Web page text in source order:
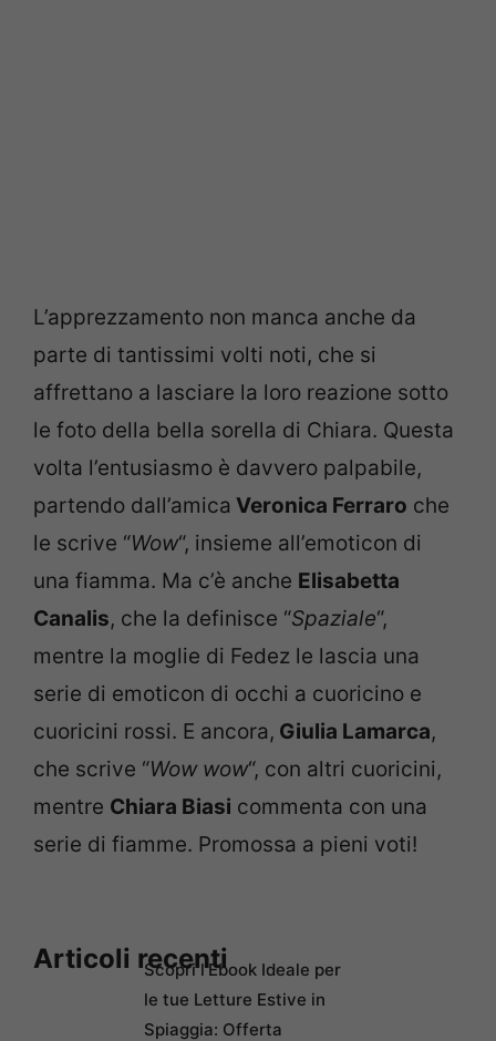
L’apprezzamento non manca anche da
parte di tantissimi volti noti, che si
affrettano a lasciare la loro reazione sotto
le foto della bella sorella di Chiara. Questa
volta l’entusiasmo è davvero palpabile,
partendo dall’amica Veronica Ferraro che
le scrive “Wow“, insieme all’emoticon di
una fiamma. Ma c’è anche Elisabetta
Canalis, che la definisce “Spaziale“,
mentre la moglie di Fedez le lascia una
serie di emoticon di occhi a cuoricino e
cuoricini rossi. E ancora, Giulia Lamarca,
che scrive “Wow wow“, con altri cuoricini,
mentre Chiara Biasi commenta con una
serie di fiamme. Promossa a pieni voti!
Articoli recentiScopri l’Ebook Ideale per
le tue Letture Estive in
Spiaggia: Offerta